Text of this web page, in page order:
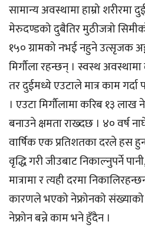
सामान्य अवस्थामा हाम्रो शरीरमा
मेरुदण्डको दुबैतिर मुठीजत्रो
१५० ग्रामको नभई नहुने उत्सृजक
मिर्गौला रहन्छन् । स्वस्थ
तर दुईमध्ये एउटाले मात्र काम
। एउटा मिर्गौलामा करिब १३
बनाउने क्षमता राख्दछ । ४० वर्ष
वार्षिक एक प्रतिशतका दरले हस
वृद्धि गरी जीउबाट निकाल्नुपर्ने
मात्रामा र त्यही दरमा
कारणले भएको नेफ्रोनको संख्याको
नेफ्रोन बन्ने काम भने हुँदैन ।